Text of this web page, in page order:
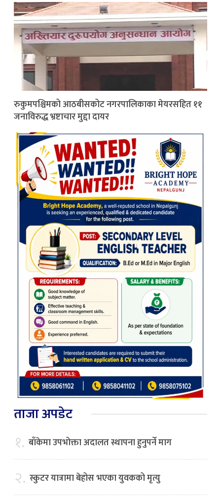
रुकुमपश्चिमको आठबीसकोट नगरपालिकाका मेयरसहित ११
जनाविरुद्ध भ्रष्टाचार मुद्दा दायर
ताजा अपडेट
१. बाँकेमा उपभोक्ता अदालत स्थापना हुनुपर्ने माग
२. स्कुटर यात्रामा बेहोस भएका युवकको मृत्यु